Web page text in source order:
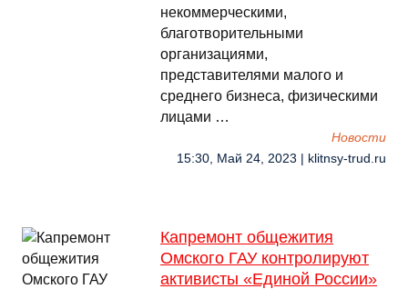
некоммерческими,
благотворительными
организациями,
представителями малого и
среднего бизнеса, физическими
лицами …
Новости
15:30, Май 24, 2023 | klitnsy-trud.ru
Капремонт общежития
Омского ГАУ контролируют
активисты «Единой России»